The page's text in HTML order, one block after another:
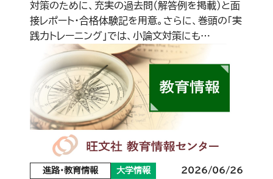
対策のために、充実の過去問（解答例を掲載）と面
接レポート・合格体験記を用意。さらに、巻頭の「実
践力トレーニング」では、小論文対策にも…
進路・教育情報 大学情報 2026/06/26